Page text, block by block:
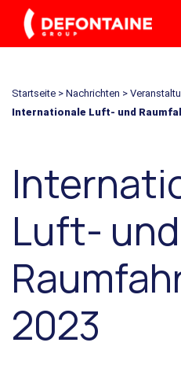
Startseite > Nachrichten >
Internationale Luft- und
Luft- und
2023